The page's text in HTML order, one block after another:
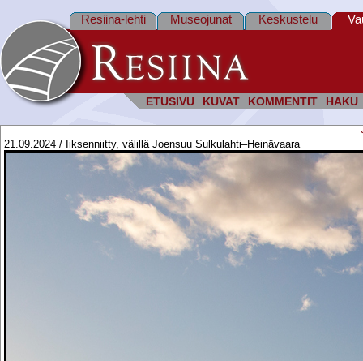
ETUSIVU KUVAT KOMMENTIT HAKU
Resiina-lehti Museojunat Keskustelu
21.09.2024 / Iiksenniitty, välillä Joensuu Sulkulahti–Heinävaara